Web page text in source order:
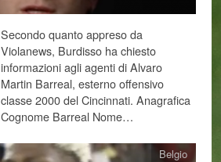
Secondo quanto appreso da
Violanews, Burdisso ha chiesto
informazioni agli agenti di Alvaro
Martin Barreal, esterno offensivo
classe 2000 del Cincinnati. Anagrafica
Cognome Barreal Nome…
Belgio